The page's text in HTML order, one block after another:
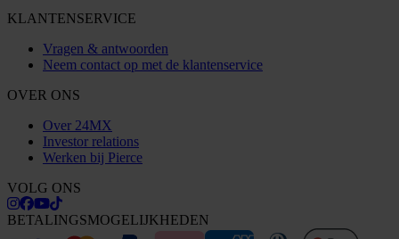
KLANTENSERVICE
Vragen & antwoorden
Neem contact op met de klantenservice
OVER ONS
Over 24MX
Investor relations
Werken bij Pierce
VOLG ONS
BETALINGSMOGELIJKHEDEN